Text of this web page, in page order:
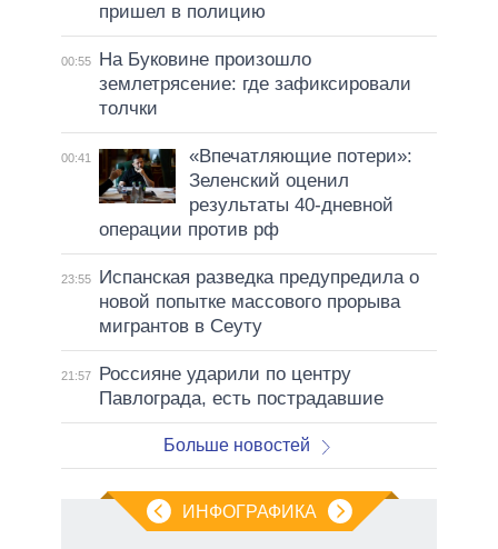
пришел в полицию
00:55
На Буковине произошло
землетрясение: где зафиксировали
толчки
00:41
«Впечатляющие потери»:
Зеленский оценил
результаты 40-дневной
операции против рф
23:55
Испанская разведка предупредила о
новой попытке массового прорыва
мигрантов в Сеуту
21:57
Россияне ударили по центру
Павлограда, есть пострадавшие
Больше новостей
ИНФОГРАФИКА